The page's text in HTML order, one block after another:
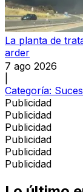
La planta de
arder
7 ago 2026
Categoría:
Publicidad
Publicidad
Publicidad
Publicidad
Publicidad
Publicidad